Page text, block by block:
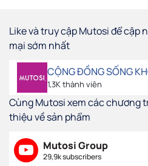
Like và truy cập Mutosi để
mại sớm nhất
CỘNG ĐỒNG SỐNG
1,3K thành viên
Cùng Mutosi xem các chương
thiệu về sản phẩm
Mutosi Group
29,9k subscribers